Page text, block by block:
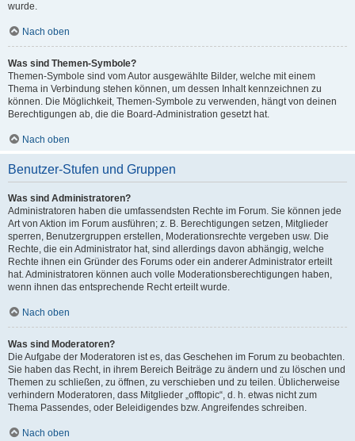
wurde.
Nach oben
Was sind Themen-Symbole?
Themen-Symbole sind vom Autor ausgewählte Bilder, welche mit einem
Thema in Verbindung stehen können, um dessen Inhalt kennzeichnen zu
können. Die Möglichkeit, Themen-Symbole zu verwenden, hängt von deinen
Berechtigungen ab, die die Board-Administration gesetzt hat.
Nach oben
Benutzer-Stufen und Gruppen
Was sind Administratoren?
Administratoren haben die umfassendsten Rechte im Forum. Sie können jede
Art von Aktion im Forum ausführen; z. B. Berechtigungen setzen, Mitglieder
sperren, Benutzergruppen erstellen, Moderationsrechte vergeben usw. Die
Rechte, die ein Administrator hat, sind allerdings davon abhängig, welche
Rechte ihnen ein Gründer des Forums oder ein anderer Administrator erteilt
hat. Administratoren können auch volle Moderationsberechtigungen haben,
wenn ihnen das entsprechende Recht erteilt wurde.
Nach oben
Was sind Moderatoren?
Die Aufgabe der Moderatoren ist es, das Geschehen im Forum zu beobachten.
Sie haben das Recht, in ihrem Bereich Beiträge zu ändern und zu löschen und
Themen zu schließen, zu öffnen, zu verschieben und zu teilen. Üblicherweise
verhindern Moderatoren, dass Mitglieder „offtopic“, d. h. etwas nicht zum
Thema Passendes, oder Beleidigendes bzw. Angreifendes schreiben.
Nach oben